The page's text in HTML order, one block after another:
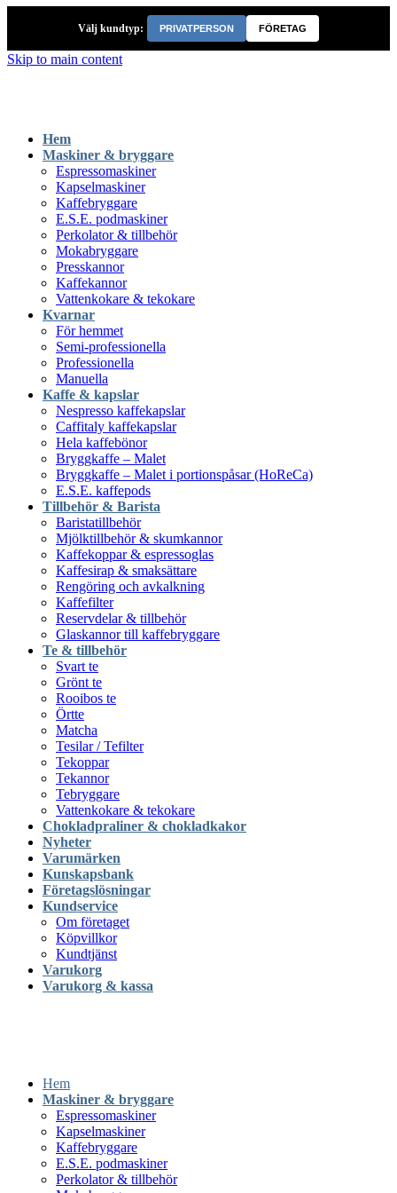
Välj kundtyp: PRIVATPERSON FÖRETAG
Skip to main content
Hem
Maskiner & bryggare
Espressomaskiner
Kapselmaskiner
Kaffebryggare
E.S.E. podmaskiner
Perkolator & tillbehör
Mokabryggare
Presskannor
Kaffekannor
Vattenkokare & tekokare
Kvarnar
För hemmet
Semi-professionella
Professionella
Manuella
Kaffe & kapslar
Nespresso kaffekapslar
Caffitaly kaffekapslar
Hela kaffebönor
Bryggkaffe – Malet
Bryggkaffe – Malet i portionspåsar (HoReCa)
E.S.E. kaffepods
Tillbehör & Barista
Baristatillbehör
Mjölktillbehör & skumkannor
Kaffekoppar & espressoglas
Kaffesirap & smaksättare
Rengöring och avkalkning
Kaffefilter
Reservdelar & tillbehör
Glaskannor till kaffebryggare
Te & tillbehör
Svart te
Grönt te
Rooibos te
Örtte
Matcha
Tesilar / Tefilter
Tekoppar
Tekannor
Tebryggare
Vattenkokare & tekokare
Chokladpraliner & chokladkakor
Nyheter
Varumärken
Kunskapsbank
Företagslösningar
Kundservice
Om företaget
Köpvillkor
Kundtjänst
Varukorg
Varukorg & kassa
Hem
Maskiner & bryggare
Espressomaskiner
Kapselmaskiner
Kaffebryggare
E.S.E. podmaskiner
Perkolator & tillbehör